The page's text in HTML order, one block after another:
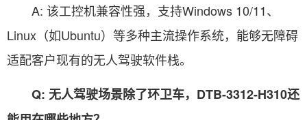
A: 该工控机兼容性强，支持Windows 10/11、
Linux（如Ubuntu）等多种主流操作系统，能够无障碍
适配客户现有的无人驾驶软件栈。
Q: 无人驾驶场景除了环卫车，DTB-3312-H310还